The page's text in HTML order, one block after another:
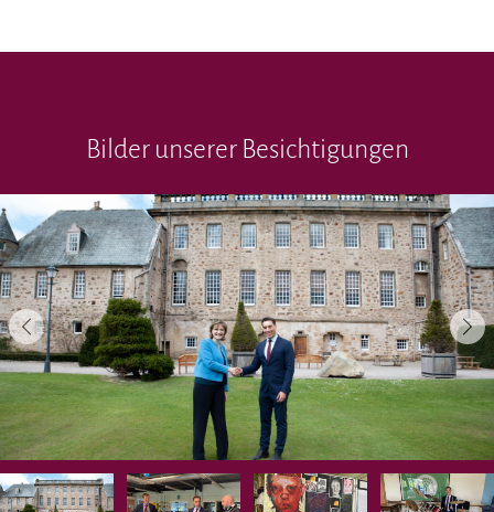
Bilder unserer Besichtigungen